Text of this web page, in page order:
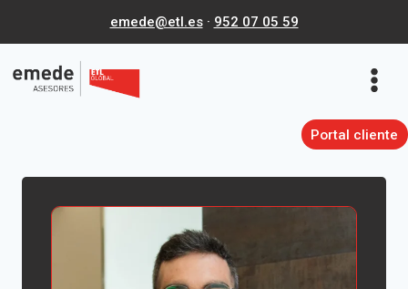
al
contenido
emede@etl.es· 952 07 05 59
Portal cliente